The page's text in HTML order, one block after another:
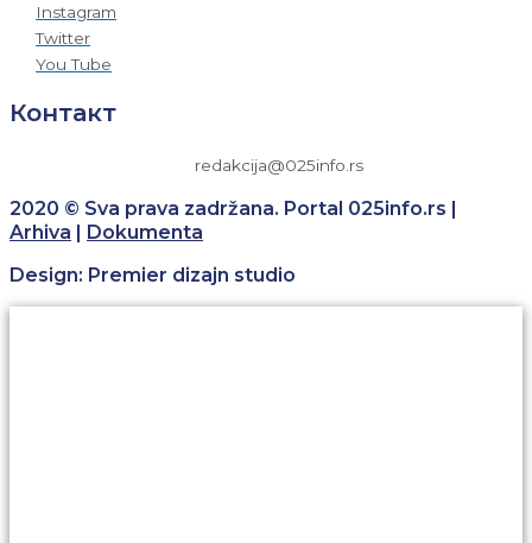
Instagram
Twitter
You Tube
Контакт
redakcija@025info.rs
2020 © Sva prava zadržana. Portal 025info.rs |
Arhiva | Dokumenta
Design: Premier dizajn studio